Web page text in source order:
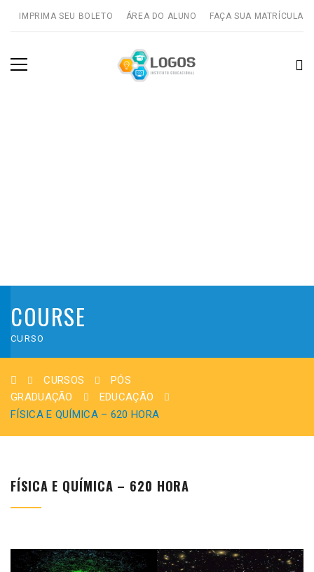
IMPRIMA SEU BOLETO ÁREA DO ALUNO FAÇA SUA MATRÍCULA
COURSE
CURSO
CURSOS
PÓS
GRADUAÇÃO
EDUCAÇÃO
FÍSICA E QUÍMICA – 620 HORA
FÍSICA E QUÍMICA – 620 HORA